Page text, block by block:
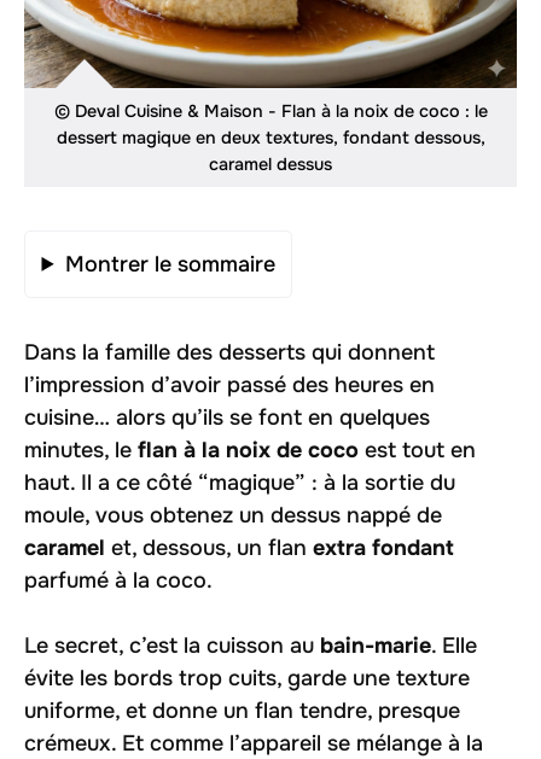
© Deval Cuisine & Maison - Flan à la noix de coco : le
dessert magique en deux textures, fondant dessous,
caramel dessus
Montrer le sommaire
Dans la famille des desserts qui donnent
l’impression d’avoir passé des heures en
cuisine… alors qu’ils se font en quelques
minutes, le flan à la noix de coco est tout en
haut. Il a ce côté “magique” : à la sortie du
moule, vous obtenez un dessus nappé de
caramel et, dessous, un flan extra fondant
parfumé à la coco.
Le secret, c’est la cuisson au bain-marie. Elle
évite les bords trop cuits, garde une texture
uniforme, et donne un flan tendre, presque
crémeux. Et comme l’appareil se mélange à la